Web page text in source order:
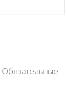
Обязательные